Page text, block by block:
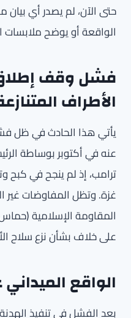
حتى الآن، لم يصدر أي
الواقعة أو يوضح
فشل وقف
الأطراف
يأتي هذا الحادث في ظل
عنه في أكتوبر بوساطة
ترامب، إذ لم ينجح في كبح
غزة. وتظل المفاوضات غير
المقاومة الإسلامية
على خلاف بشأن نزع سلاح
الواقع
بعد الفشل في تنفيذ